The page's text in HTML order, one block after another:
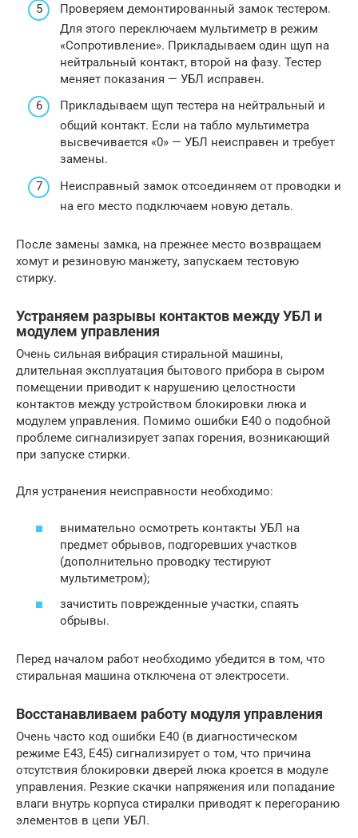
Проверяем демонтированный замок тестером.
Для этого переключаем мультиметр в режим
«Сопротивление». Прикладываем один щуп на
нейтральный контакт, второй на фазу. Тестер
меняет показания — УБЛ исправен.
Прикладываем щуп тестера на нейтральный и
общий контакт. Если на табло мультиметра
высвечивается «0» — УБЛ неисправен и требует
замены.
Неисправный замок отсоединяем от проводки и
на его место подключаем новую деталь.
После замены замка, на прежнее место возвращаем
хомут и резиновую манжету, запускаем тестовую
стирку.
Устраняем разрывы контактов между УБЛ и
модулем управления
Очень сильная вибрация стиральной машины,
длительная эксплуатация бытового прибора в сыром
помещении приводит к нарушению целостности
контактов между устройством блокировки люка и
модулем управления. Помимо ошибки Е40 о подобной
проблеме сигнализирует запах горения, возникающий
при запуске стирки.
Для устранения неисправности необходимо:
внимательно осмотреть контакты УБЛ на
предмет обрывов, подгоревших участков
(дополнительно проводку тестируют
мультиметром);
зачистить поврежденные участки, спаять
обрывы.
Перед началом работ необходимо убедится в том, что
стиральная машина отключена от электросети.
Восстанавливаем работу модуля управления
Очень часто код ошибки Е40 (в диагностическом
режиме Е43, Е45) сигнализирует о том, что причина
отсутствия блокировки дверей люка кроется в модуле
управления. Резкие скачки напряжения или попадание
влаги внутрь корпуса стиралки приводят к перегоранию
элементов в цепи УБЛ.